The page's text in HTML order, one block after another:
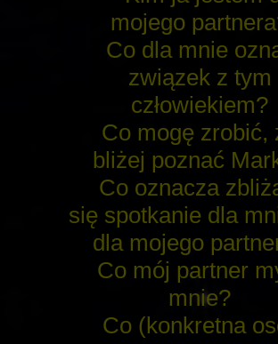
mojego
Co dla mnie
związek z tym
człowiekiem?
Co mogę zrobić,
bliżej poznać
Co oznacza
się spotkanie dla
dla mojego
Co mój partner
mnie?
Co (konkretna